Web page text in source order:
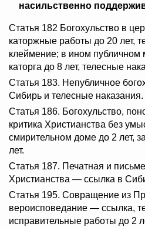
насильственно
Статья 182 Богохульство в
каторжные работы до 20 лет,
клеймение; в ином публичном
каторга до 8 лет, телесные
Статья 183. Непубличное
Сибирь и телесные наказания.
Статья 186. Богохульство,
критика Христианства без
смирительном доме до 2 лет,
лет.
Статья 187. Печатная и
Христианства — ссылка в
Статья 195. Совращение из
вероисповедание — ссылка,
исправительные работы до 2